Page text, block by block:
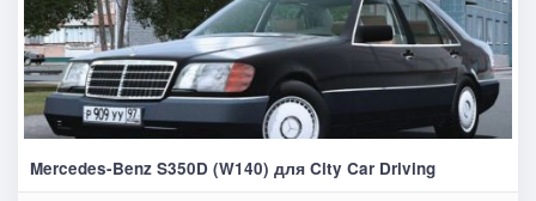
Mercedes-Benz S350D (W140) для City Car Driving